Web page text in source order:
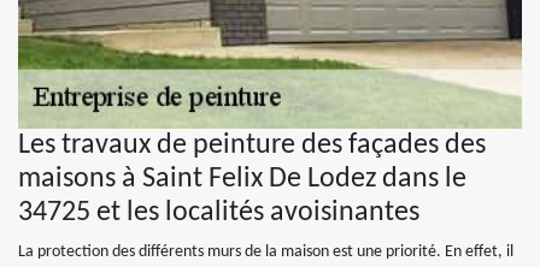
Les travaux de peinture des façades des
maisons à Saint Felix De Lodez dans le
34725 et les localités avoisinantes
La protection des différents murs de la maison est une priorité. En effet, il